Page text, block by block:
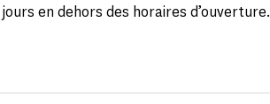
en dehors des horaires d’ouverture.